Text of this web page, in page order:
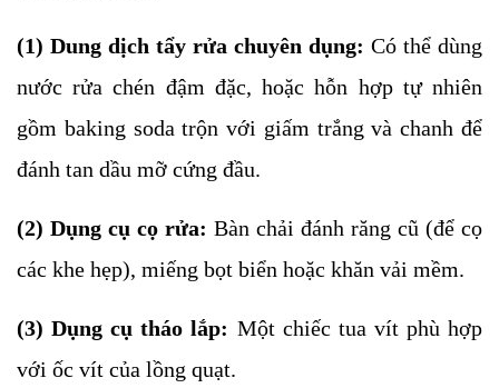
(1) Dung dịch tẩy rửa chuyên dụng: Có thể dùng
nước rửa chén đậm đặc, hoặc hỗn hợp tự nhiên
gồm baking soda trộn với giấm trắng và chanh để
đánh tan dầu mỡ cứng đầu.
(2) Dụng cụ cọ rửa: Bàn chải đánh răng cũ (để cọ
các khe hẹp), miếng bọt biển hoặc khăn vải mềm.
(3) Dụng cụ tháo lắp: Một chiếc tua vít phù hợp
với ốc vít của lồng quạt.